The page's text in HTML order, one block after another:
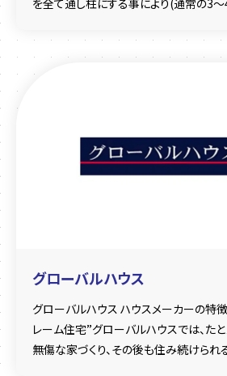
を全て通し柱にする事により(通常の3
グローバルハウス
グローバルハウス ハウスメーカーの特
レーム住宅”グローバルハウスでは、た
無傷な家づくり、その後も住み続けられ